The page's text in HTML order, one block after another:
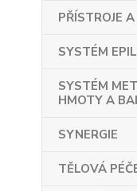
PŘÍSTROJE
SYSTÉM
SYSTÉM
HMOTY A
SYNERGIE
TĚLOVÁ